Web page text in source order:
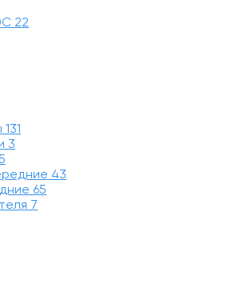
22
131
3
43
65
7